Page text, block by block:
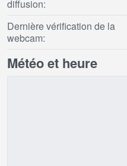
diffusion:
Dernière vérification de la
webcam:
Météo et heure